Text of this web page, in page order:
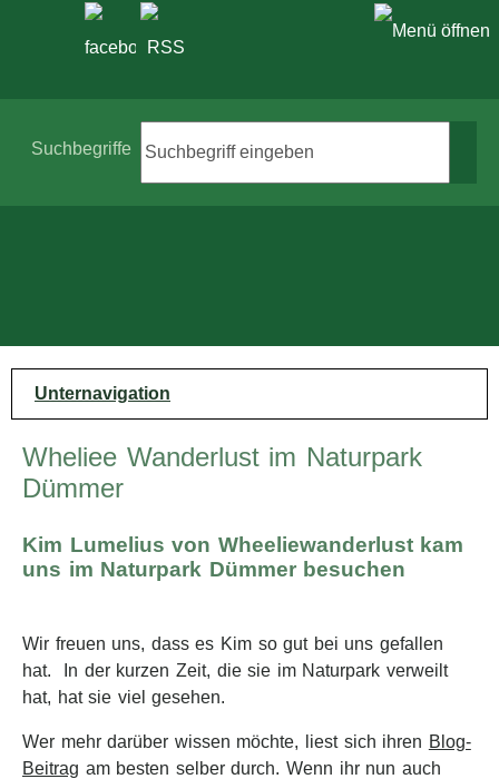
Suchbegriffe
Unternavigation
Wheliee Wanderlust im Naturpark
Dümmer
Kim Lumelius von Wheeliewanderlust kam
uns im Naturpark Dümmer besuchen
Wir freuen uns, dass es Kim so gut bei uns gefallen
hat. In der kurzen Zeit, die sie im Naturpark verweilt
hat, hat sie viel gesehen.
Wer mehr darüber wissen möchte, liest sich ihren Blog-
Beitrag am besten selber durch. Wenn ihr nun auch